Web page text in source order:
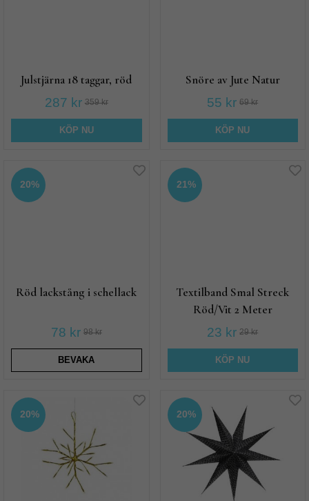
Julstjärna 18 taggar, röd
287 kr 359 kr
KÖP NU
Snöre av Jute Natur
55 kr 69 kr
KÖP NU
20%
Röd lackstång i schellack
78 kr 98 kr
BEVAKA
21%
Textilband Smal Streck
Röd/Vit 2 Meter
23 kr 29 kr
KÖP NU
20% 20%